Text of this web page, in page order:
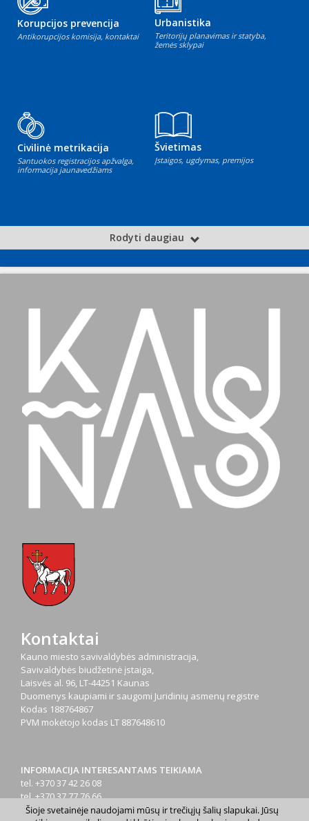
Korupcijos prevencija
Antikorupcijos komisija, kontaktai
Urbanistika
Teritorijų planavimas ir statyba,
žemės sklypai
Civilinė metrikacija
Santuokos registracijos apžvalga,
informacija jaunavedžiams
Švietimas
Įstaigos, ugdymas, premijos
Rodyti daugiau
Kontaktai
Kauno miesto savivaldybės administracija,
Savivaldybės biudžetinė įstaiga,
Laisvės al. 96, LT-44251 Kaunas
Duomenys kaupiami ir saugomi Juridinių asmenų registre
Kodas 188764867
PVM mokėtojo kodas LT 887648610
INFORMACIJA INTERESANTAMS TEIKIAMA
tel. +370 37 42 26 08
tel. +370 37 77 76 66
tel. +370 660 07000
Šioje svetainėje naudojami mūsų ir trečiųjų šalių slapukai. Jūsų